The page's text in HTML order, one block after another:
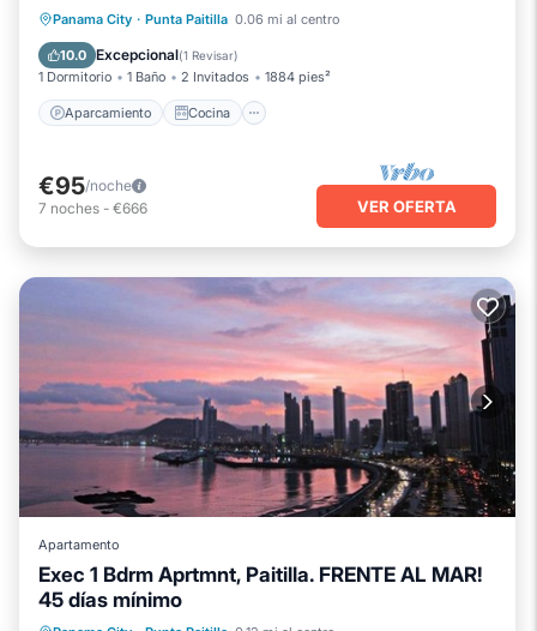
Panama City · Punta Paitilla 0.06 mi al centro
10.0 Excepcional(1 Revisar)
1 Dormitorio 1 Baño 2 Invitados 1884 pies²
Aparcamiento Cocina
Aparcamiento
Cocina
Aire acondicionado
€95/noche
7 noches - €666 VER OFERTA
Apartamento
Exec 1 Bdrm Aprtmnt, Paitilla. FRENTE AL MAR!
45 días mínimo